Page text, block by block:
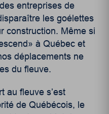
entreprises de
les goélettes
construction. Même si
à Québec et
déplacements ne
du fleuve.
au fleuve s’est
de Québécois, le